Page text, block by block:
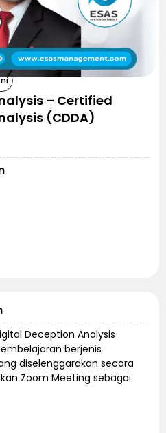
– Certified
(CDDA)
Deception Analysis
berjenis
diselenggarakan secara
Zoom Meeting sebagai